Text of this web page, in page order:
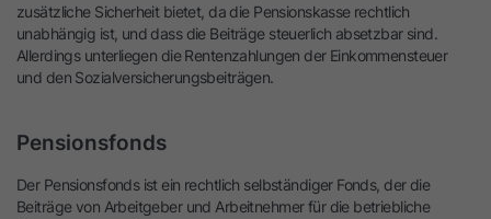
zusätzliche Sicherheit bietet, da die Pensionskasse rechtlich
unabhängig ist, und dass die Beiträge steuerlich absetzbar sind.
Allerdings unterliegen die Rentenzahlungen der Einkommensteuer
und den Sozialversicherungsbeiträgen.
Pensionsfonds
Der Pensionsfonds ist ein rechtlich selbständiger Fonds, der die
Beiträge von Arbeitgeber und Arbeitnehmer für die betriebliche